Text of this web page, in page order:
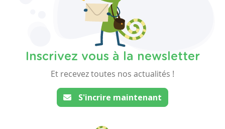
Inscrivez vous à la newsletter
Et recevez toutes nos actualités !
S'incrire maintenant